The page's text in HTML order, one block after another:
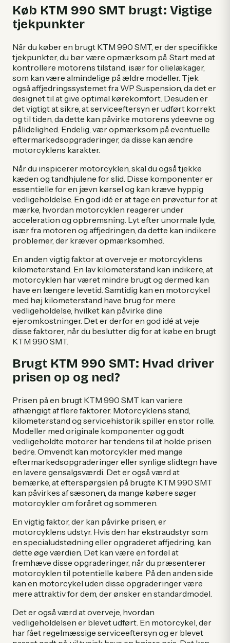
Køb KTM 990 SMT brugt: Vigtige
tjekpunkter
Når du køber en brugt KTM 990 SMT, er der specifikke
tjekpunkter, du bør være opmærksom på. Start med at
kontrollere motorens tilstand, især for olielækager,
som kan være almindelige på ældre modeller. Tjek
også affjedringssystemet fra WP Suspension, da det er
designet til at give optimal kørekomfort. Desuden er
det vigtigt at sikre, at serviceeftersyn er udført korrekt
og til tiden, da dette kan påvirke motorens ydeevne og
pålidelighed. Endelig, vær opmærksom på eventuelle
eftermarkedsopgraderinger, da disse kan ændre
motorcyklens karakter.
Når du inspicerer motorcyklen, skal du også tjekke
kæden og tandhjulene for slid. Disse komponenter er
essentielle for en jævn kørsel og kan kræve hyppig
vedligeholdelse. En god idé er at tage en prøvetur for at
mærke, hvordan motorcyklen reagerer under
acceleration og opbremsning. Lyt efter unormale lyde,
især fra motoren og affjedringen, da dette kan indikere
problemer, der kræver opmærksomhed.
En anden vigtig faktor at overveje er motorcyklens
kilometerstand. En lav kilometerstand kan indikere, at
motorcyklen har været mindre brugt og dermed kan
have en længere levetid. Samtidig kan en motorcykel
med høj kilometerstand have brug for mere
vedligeholdelse, hvilket kan påvirke dine
ejeromkostninger. Det er derfor en god idé at veje
disse faktorer, når du beslutter dig for at købe en brugt
KTM 990 SMT.
Brugt KTM 990 SMT: Hvad driver
prisen op og ned?
Prisen på en brugt KTM 990 SMT kan variere
afhængigt af flere faktorer. Motorcyklens stand,
kilometerstand og servicehistorik spiller en stor rolle.
Modeller med originale komponenter og godt
vedligeholdte motorer har tendens til at holde prisen
bedre. Omvendt kan motorcykler med mange
eftermarkedsopgraderinger eller synlige slidtegn have
en lavere gensalgsværdi. Det er også værd at
bemærke, at efterspørgslen på brugte KTM 990 SMT
kan påvirkes af sæsonen, da mange købere søger
motorcykler om foråret og sommeren.
En vigtig faktor, der kan påvirke prisen, er
motorcyklens udstyr. Hvis den har ekstraudstyr som
en specialudstødning eller opgraderet affjedring, kan
dette øge værdien. Det kan være en fordel at
fremhæve disse opgraderinger, når du præsenterer
motorcyklen til potentielle købere. På den anden side
kan en motorcykel uden disse opgraderinger være
mere attraktiv for dem, der ønsker en standardmodel.
Det er også værd at overveje, hvordan
vedligeholdelsen er blevet udført. En motorcykel, der
har fået regelmæssige serviceeftersyn og er blevet